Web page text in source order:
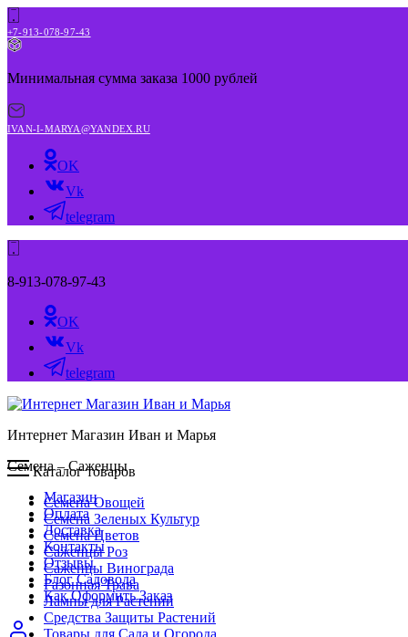
+7-913-078-97-43
Минимальная сумма заказа 1000 рублей
IVAN-I-MARYA@YANDEX.RU
OK
Vk
telegram
8-913-078-97-43
OK
Vk
telegram
Интернет Магазин Иван и Марья
Семена – Саженцы
Магазин
Оплата
Доставка
Контакты
Отзывы
Блог Садовода
Как Оформить Заказ
Каталог товаров
Семена Овощей
Семена Зеленых Культур
Семена Цветов
Саженцы Роз
Саженцы Винограда
Газонная Трава
Лампы для Растений
Средства Защиты Растений
Товары для Сада и Огорода